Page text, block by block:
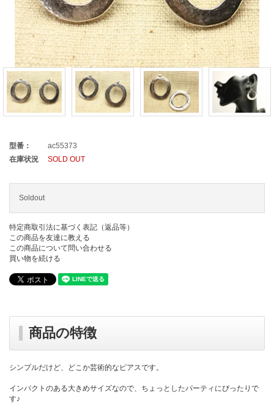
型番：
ac55373
在庫状況
SOLD OUT
Soldout
特定商取引法に基づく表記（返品等）
この商品を友達に教える
この商品について問い合わせる
買い物を続ける
商品の特徴
シンプルだけど、どこか芸術的なピアスです。
インパクトのある大きめサイズなので、ちょっとしたパーティにぴったりで
す♪